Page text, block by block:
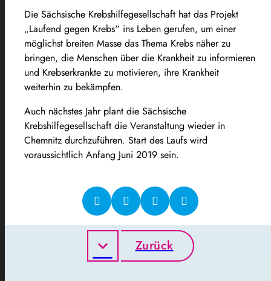
Die Sächsische Krebshilfegesellschaft hat das Projekt
„Laufend gegen Krebs“ ins Leben gerufen, um einer
möglichst breiten Masse das Thema Krebs näher zu
bringen, die Menschen über die Krankheit zu informieren
und Krebserkrankte zu motivieren, ihre Krankheit
weiterhin zu bekämpfen.
Auch nächstes Jahr plant die Sächsische
Krebshilfegesellschaft die Veranstaltung wieder in
Chemnitz durchzuführen. Start des Laufs wird
voraussichtlich Anfang Juni 2019 sein.
Zurück